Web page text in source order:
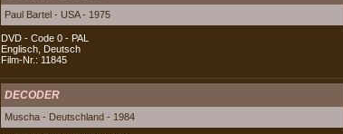
Paul Bartel - USA - 1975
DVD - Code 0 - PAL
Englisch, Deutsch
Film-Nr.: 11845
DECODER
Muscha - Deutschland - 1984